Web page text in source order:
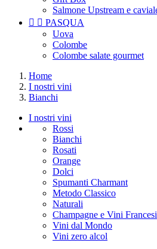
Salmone Upstream e
  PASQUA
Uova
Colombe
Colombe salate gourmet
Home
I nostri vini
Bianchi
I nostri vini
Rossi
Bianchi
Rosati
Orange
Dolci
Spumanti Charmant
Metodo Classico
Naturali
Champagne e Vini Francesi
Vini dal Mondo
Vini zero alcol